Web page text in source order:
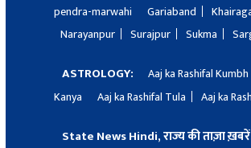
pendra-marwahi
Gariaband
Narayanpur
Surajpur Sukma
ASTROLOGY: Aaj ka Rashifal Kumbh
Kanya
Aaj ka Rashifal Tula Aaj ka
State News Hindi, राज्य की ताज़ा